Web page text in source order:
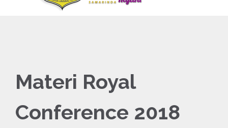
Materi Royal
Conference 2018